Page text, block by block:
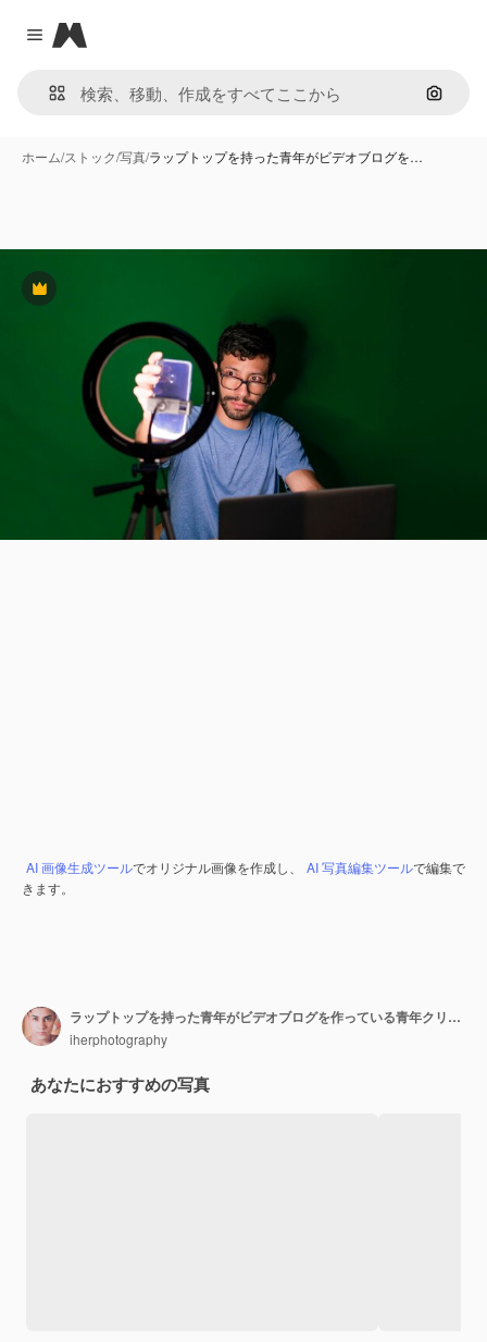
Close menu
Magnific
画像で
ホーム/ストック/写真/ラップトップを持った青年がビデオブログを…
Premium
AI 画像生成ツールでオリジナル画像を作成し、 AI 写真編集ツールで編集で
きます。
ラップトップを持った青年がビデオブログを作っている青年クリエーターのコンテンツを携帯電話で
iherphotography
あなたにおすすめの写真